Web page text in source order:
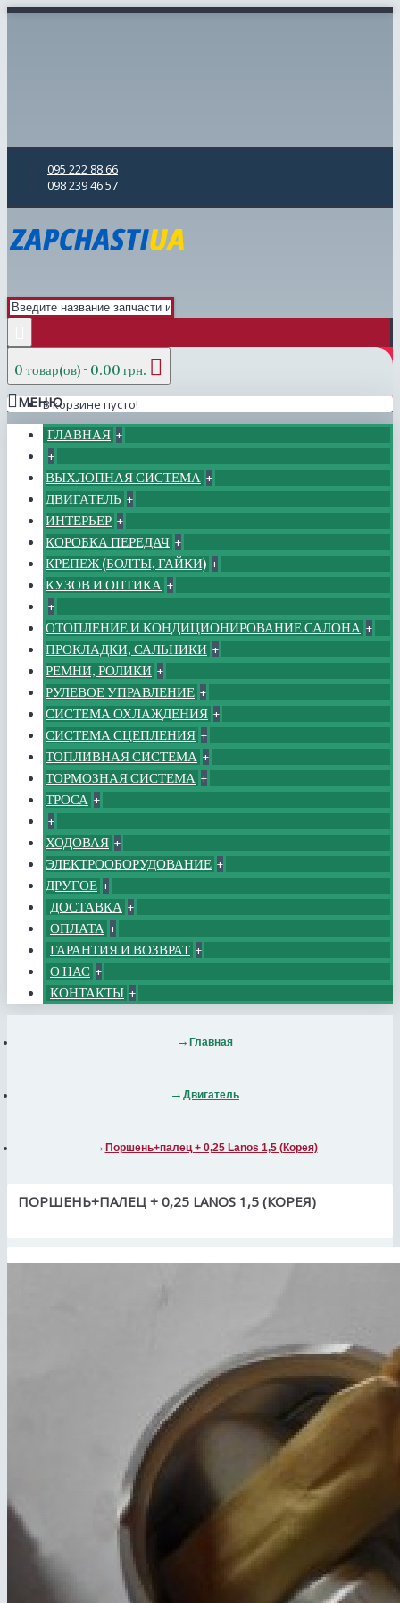
095 222 88 66
098 239 46 57
0 товар(ов) - 0.00 грн.
В корзине пусто!
МЕНЮ
ГЛАВНАЯ +
+
ВЫХЛОПНАЯ СИСТЕМА +
ДВИГАТЕЛЬ +
ИНТЕРЬЕР +
КОРОБКА ПЕРЕДАЧ +
КРЕПЕЖ (БОЛТЫ, ГАЙКИ) +
КУЗОВ И ОПТИКА +
+
ОТОПЛЕНИЕ И КОНДИЦИОНИРОВАНИЕ САЛОНА +
ПРОКЛАДКИ, САЛЬНИКИ +
РЕМНИ, РОЛИКИ +
РУЛЕВОЕ УПРАВЛЕНИЕ +
СИСТЕМА ОХЛАЖДЕНИЯ +
СИСТЕМА СЦЕПЛЕНИЯ +
ТОПЛИВНАЯ СИСТЕМА +
ТОРМОЗНАЯ СИСТЕМА +
ТРОСА +
+
ХОДОВАЯ +
ЭЛЕКТРООБОРУДОВАНИЕ +
ДРУГОЕ +
ДОСТАВКА +
ОПЛАТА +
ГАРАНТИЯ И ВОЗВРАТ +
О НАС +
КОНТАКТЫ +
Главная
Двигатель
Поршень+палец + 0,25 Lanos 1,5 (Корея)
ПОРШЕНЬ+ПАЛЕЦ + 0,25 LANOS 1,5 (КОРЕЯ)